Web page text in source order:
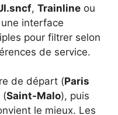
, Trainline ou
interface
pour filtrer selon
de service.
de départ (Paris
(Saint-Malo), puis
le mieux. Les